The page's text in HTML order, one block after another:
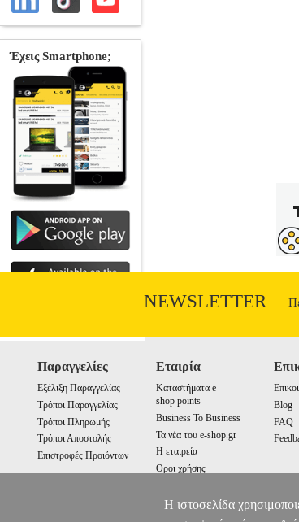
NEWSLETTER
Παραγγελίες
Εξέλιξη Παραγγελίας
Τρόποι Παραγγελίας
Τρόποι Πληρωμής
Τρόποι Αποστολής
Επιστροφές Προιόντων
Εταιρία
Καταστήματα e-
shop points
Business To Business
Τα νέα του e-shop.gr
Η εταιρεία
Οροι χρήσης
Blog
FAQ
Η ιστοσελίδα